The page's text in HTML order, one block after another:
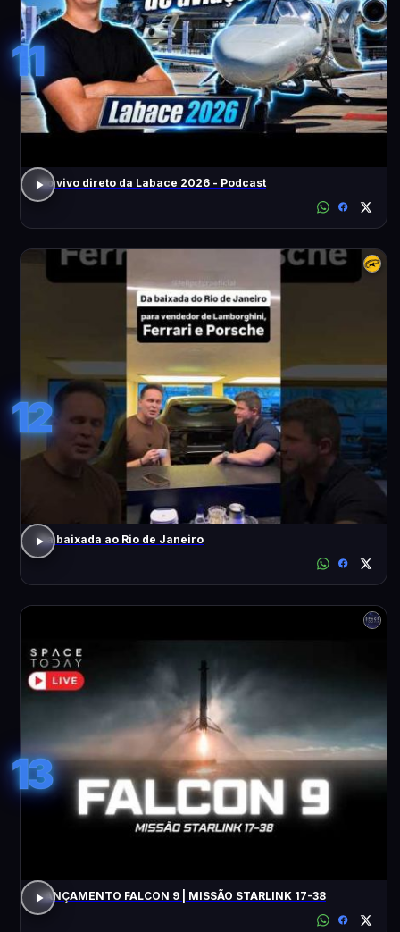
11
Ao vivo direto da Labace 2026 - Podcast
12
Da baixada ao Rio de Janeiro
13
LANÇAMENTO FALCON 9 | MISSÃO STARLINK 17-38